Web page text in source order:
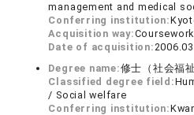
management and medical
Conferring institution:
Acquisition way:Coursework
Date of acquisition:2006.03
Degree name:修士（社会福祉
Classified degree field:
/ Social welfare
Conferring institution: